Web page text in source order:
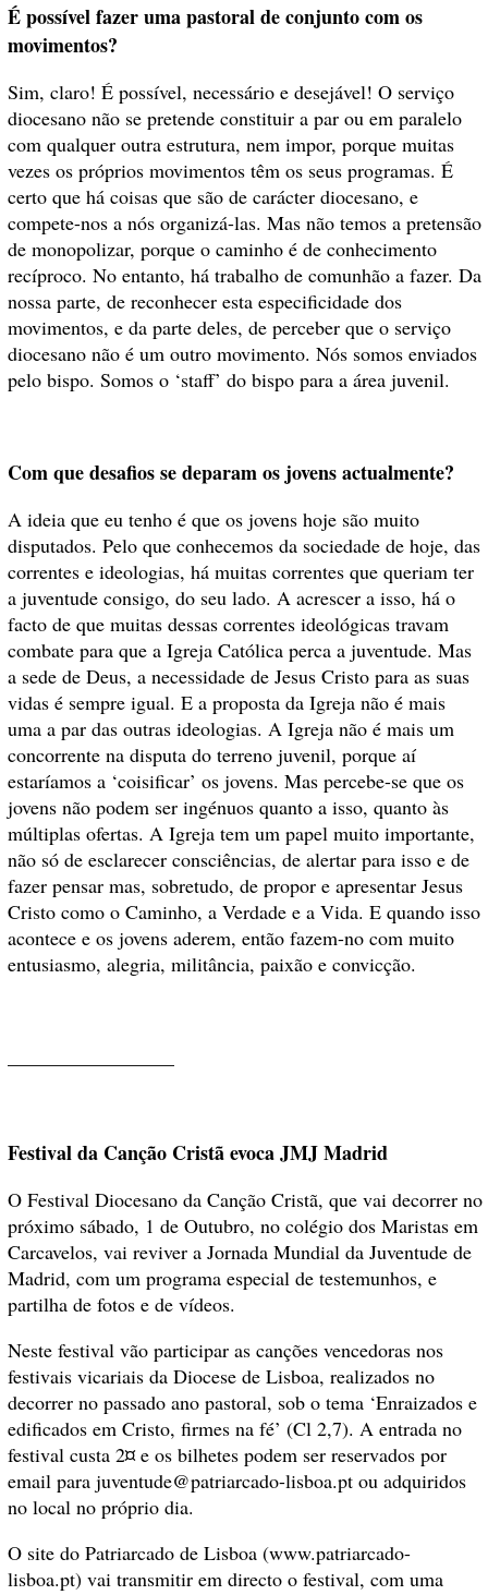
É possível fazer uma pastoral de conjunto com os
movimentos?
Sim, claro! É possível, necessário e desejável! O serviço
diocesano não se pretende constituir a par ou em paralelo
com qualquer outra estrutura, nem impor, porque muitas
vezes os próprios movimentos têm os seus programas. É
certo que há coisas que são de carácter diocesano, e
compete-nos a nós organizá-las. Mas não temos a pretensão
de monopolizar, porque o caminho é de conhecimento
recíproco. No entanto, há trabalho de comunhão a fazer. Da
nossa parte, de reconhecer esta especificidade dos
movimentos, e da parte deles, de perceber que o serviço
diocesano não é um outro movimento. Nós somos enviados
pelo bispo. Somos o ‘staff’ do bispo para a área juvenil.
Com que desafios se deparam os jovens actualmente?
A ideia que eu tenho é que os jovens hoje são muito
disputados. Pelo que conhecemos da sociedade de hoje, das
correntes e ideologias, há muitas correntes que queriam ter
a juventude consigo, do seu lado. A acrescer a isso, há o
facto de que muitas dessas correntes ideológicas travam
combate para que a Igreja Católica perca a juventude. Mas
a sede de Deus, a necessidade de Jesus Cristo para as suas
vidas é sempre igual. E a proposta da Igreja não é mais
uma a par das outras ideologias. A Igreja não é mais um
concorrente na disputa do terreno juvenil, porque aí
estaríamos a ‘coisificar’ os jovens. Mas percebe-se que os
jovens não podem ser ingénuos quanto a isso, quanto às
múltiplas ofertas. A Igreja tem um papel muito importante,
não só de esclarecer consciências, de alertar para isso e de
fazer pensar mas, sobretudo, de propor e apresentar Jesus
Cristo como o Caminho, a Verdade e a Vida. E quando isso
acontece e os jovens aderem, então fazem-no com muito
entusiasmo, alegria, militância, paixão e convicção.
Festival da Canção Cristã evoca JMJ Madrid
O Festival Diocesano da Canção Cristã, que vai decorrer no
próximo sábado, 1 de Outubro, no colégio dos Maristas em
Carcavelos, vai reviver a Jornada Mundial da Juventude de
Madrid, com um programa especial de testemunhos, e
partilha de fotos e de vídeos.
Neste festival vão participar as canções vencedoras nos
festivais vicariais da Diocese de Lisboa, realizados no
decorrer no passado ano pastoral, sob o tema ‘Enraizados e
edificados em Cristo, firmes na fé’ (Cl 2,7). A entrada no
festival custa 2¤ e os bilhetes podem ser reservados por
email para juventude@patriarcado-lisboa.pt ou adquiridos
no local no próprio dia.
O site do Patriarcado de Lisboa (www.patriarcado-
lisboa.pt) vai transmitir em directo o festival, com uma